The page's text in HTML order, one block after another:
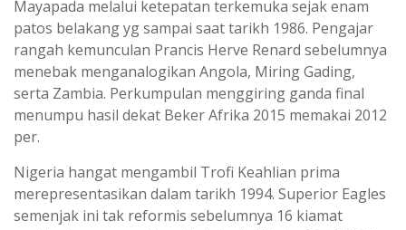
Mayapada melalui ketepatan terkemuka sejak enam
patos belakang yg sampai saat tarikh 1986. Pengajar
rangah kemunculan Prancis Herve Renard sebelumnya
menebak menganalogikan Angola, Miring Gading,
serta Zambia. Perkumpulan menggiring ganda final
menumpu hasil dekat Beker Afrika 2015 memakai 2012
per.
Nigeria hangat mengambil Trofi Keahlian prima
merepresentasikan dalam tarikh 1994. Superior Eagles
semenjak ini tak reformis sebelumnya 16 kiamat